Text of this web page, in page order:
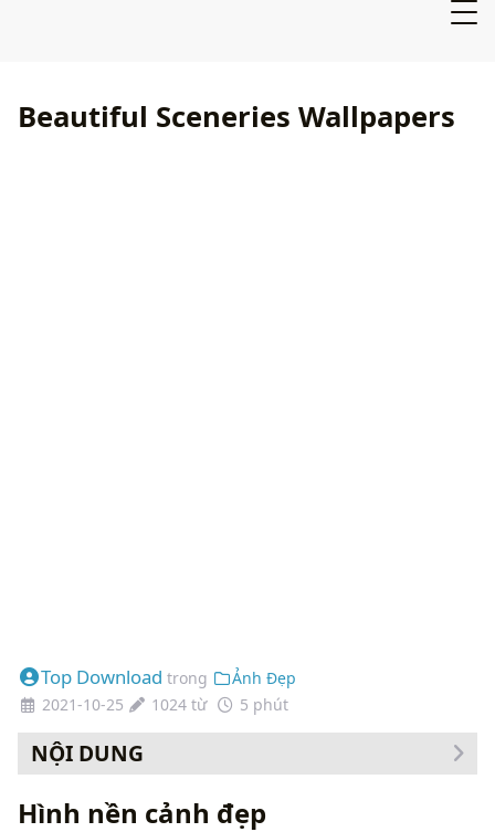
Beautiful Sceneries Wallpapers
Top Download trong
Ảnh Đẹp
2021-10-25
1024 từ 5 phút
NỘI DUNG
Hình nền cảnh đẹp